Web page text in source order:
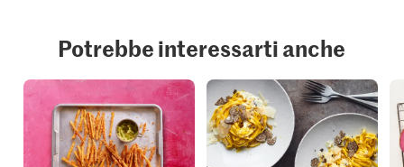
Potrebbe interessarti anche